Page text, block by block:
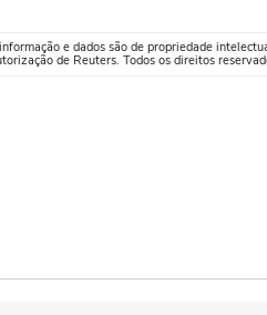
e dados são de propriedade
de Reuters. Todos os direitos